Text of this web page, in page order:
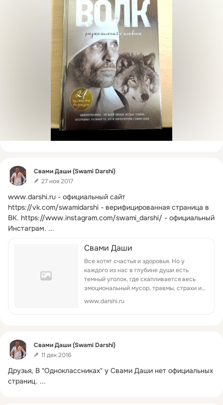
Фид
Свами Даши (Swami Darshi)
27 ноя 2017
www.darshi.ru - официальный сайт
https://vk.com/swamidarshi - верифицированная страница в
ВК. https://www.instagram.com/swami_darshi/ - официальный
Инстаграм. ...
Свами Даши
Все хотят счастья и здоровья. Но у
каждого из нас в глубине души есть
темный уголок, где скапливается весь
эмоциональный мусор, травмы, страхи и
сомнения - те самые препятствия,
www.darshi.ru
Фид
Свами Даши (Swami Darshi)
11 дек 2016
Друзья, В "Одноклассниках" у Свами Даши нет официальных
страниц. ...